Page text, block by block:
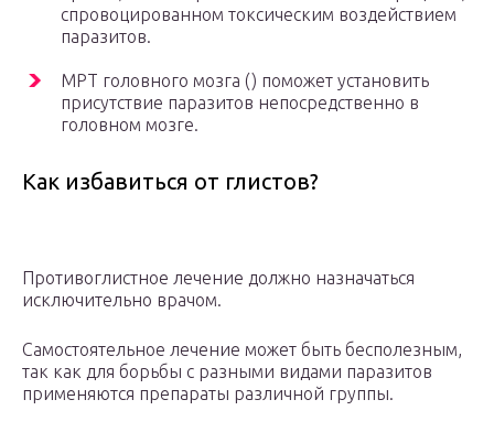
спровоцированном токсическим воздействием
паразитов.
МРТ головного мозга () поможет установить
присутствие паразитов непосредственно в
головном мозге.
Как избавиться от глистов?
Противоглистное лечение должно назначаться
исключительно врачом.
Самостоятельное лечение может быть бесполезным,
так как для борьбы с разными видами паразитов
применяются препараты различной группы.